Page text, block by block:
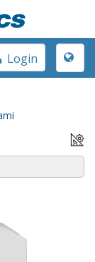
Toggle
Login